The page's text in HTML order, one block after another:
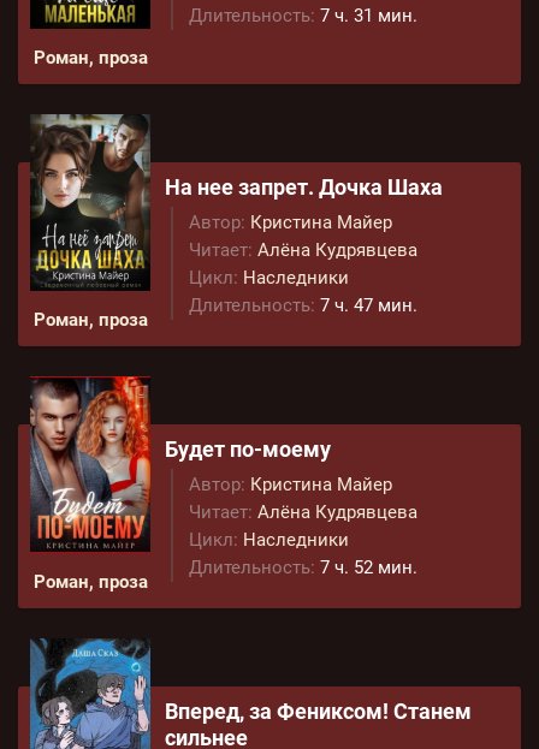
Роман, проза
Длительность: 7 ч. 31 мин.
Роман, проза
На нее запрет. Дочка Шаха
Автор: Кристина Майер
Читает: Алёна Кудрявцева
Цикл: Наследники
Длительность: 7 ч. 47 мин.
Роман, проза
Будет по-моему
Автор: Кристина Майер
Читает: Алёна Кудрявцева
Цикл: Наследники
Длительность: 7 ч. 52 мин.
Вперед, за Фениксом! Станем
сильнее